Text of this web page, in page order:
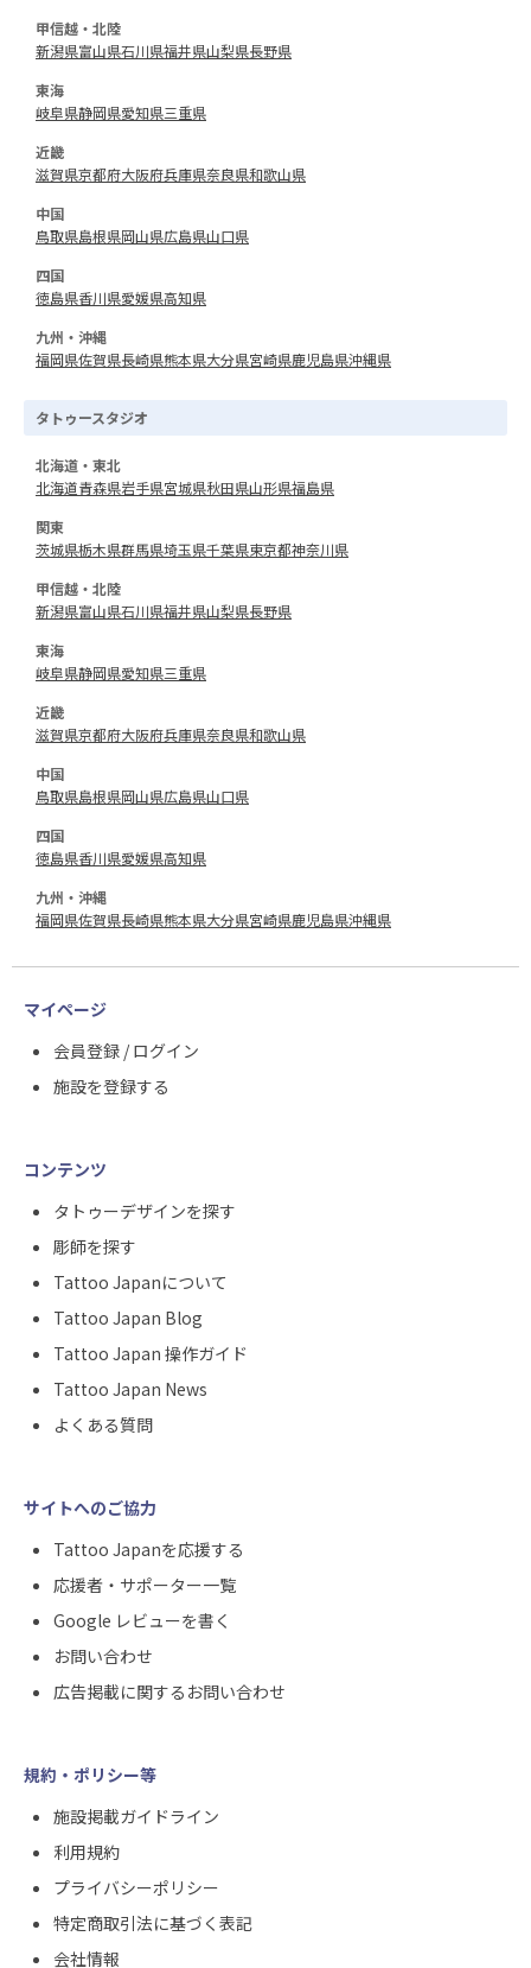
甲信越・北陸
新潟県富山県石川県福井県山梨県長野県
東海
岐阜県静岡県愛知県三重県
近畿
滋賀県京都府大阪府兵庫県奈良県和歌山県
中国
鳥取県島根県岡山県広島県山口県
四国
徳島県香川県愛媛県高知県
九州・沖縄
福岡県佐賀県長崎県熊本県大分県宮崎県鹿児島県沖縄県
タトゥースタジオ
北海道・東北
北海道青森県岩手県宮城県秋田県山形県福島県
関東
茨城県栃木県群馬県埼玉県千葉県東京都神奈川県
甲信越・北陸
新潟県富山県石川県福井県山梨県長野県
東海
岐阜県静岡県愛知県三重県
近畿
滋賀県京都府大阪府兵庫県奈良県和歌山県
中国
鳥取県島根県岡山県広島県山口県
四国
徳島県香川県愛媛県高知県
九州・沖縄
福岡県佐賀県長崎県熊本県大分県宮崎県鹿児島県沖縄県
マイページ
会員登録 / ログイン
施設を登録する
コンテンツ
タトゥーデザインを探す
彫師を探す
Tattoo Japanについて
Tattoo Japan Blog
Tattoo Japan 操作ガイド
Tattoo Japan News
よくある質問
サイトへのご協力
Tattoo Japanを応援する
応援者・サポーター一覧
Google レビューを書く
お問い合わせ
広告掲載に関するお問い合わせ
規約・ポリシー等
施設掲載ガイドライン
利用規約
プライバシーポリシー
特定商取引法に基づく表記
会社情報